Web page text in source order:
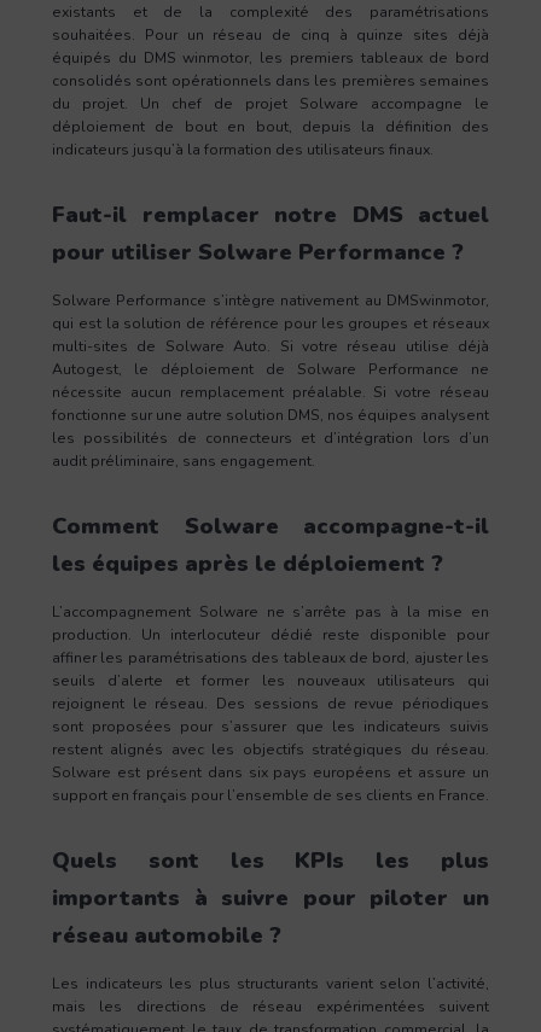
existants et de la complexité des paramétrisations
souhaitées. Pour un réseau de cinq à quinze sites déjà
équipés du DMS winmotor, les premiers tableaux de bord
consolidés sont opérationnels dans les premières semaines
du projet. Un chef de projet Solware accompagne le
déploiement de bout en bout, depuis la définition des
indicateurs jusqu’à la formation des utilisateurs finaux.
Faut-il remplacer notre DMS actuel
pour utiliser Solware Performance ?
Solware Performance s’intègre nativement au DMSwinmotor,
qui est la solution de référence pour les groupes et réseaux
multi-sites de Solware Auto. Si votre réseau utilise déjà
Autogest, le déploiement de Solware Performance ne
nécessite aucun remplacement préalable. Si votre réseau
fonctionne sur une autre solution DMS, nos équipes analysent
les possibilités de connecteurs et d’intégration lors d’un
audit préliminaire, sans engagement.
Comment Solware accompagne-t-il
les équipes après le déploiement ?
L’accompagnement Solware ne s’arrête pas à la mise en
production. Un interlocuteur dédié reste disponible pour
affiner les paramétrisations des tableaux de bord, ajuster les
seuils d’alerte et former les nouveaux utilisateurs qui
rejoignent le réseau. Des sessions de revue périodiques
sont proposées pour s’assurer que les indicateurs suivis
restent alignés avec les objectifs stratégiques du réseau.
Solware est présent dans six pays européens et assure un
support en français pour l’ensemble de ses clients en France.
Quels sont les KPIs les plus
importants à suivre pour piloter un
réseau automobile ?
Les indicateurs les plus structurants varient selon l’activité,
mais les directions de réseau expérimentées suivent